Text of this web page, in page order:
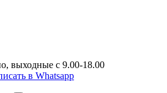
выходные с 9.00-18.00
в Whatsapp